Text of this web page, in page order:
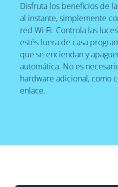
Disfruta los beneficios de
al instante, simplemente
red Wi-Fi. Controla las
estés fuera de casa
que se enciendan y
automática. No es
hardware adicional, como
enlace.